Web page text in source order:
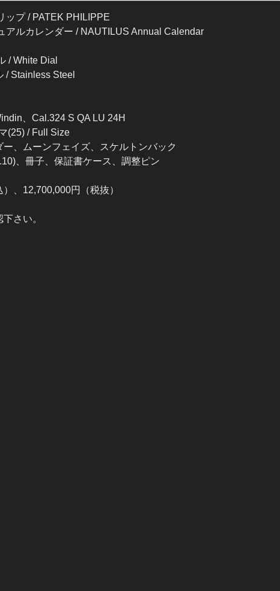
ップ / PATEK PHILIPPE
アルカレンダー / NAUTILUS Annual Calendar
/ White Dial
/ Stainless Steel
、Cal.324 S QA LU 24H
(25) / Full Size
ー、ムーンフェイズ、スケルトンバック
、冊子、保証書ケース、調整ピン
、12,700,000円（税抜）
さい。